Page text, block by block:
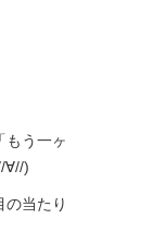
もう一ヶ
∀//)
の当たり